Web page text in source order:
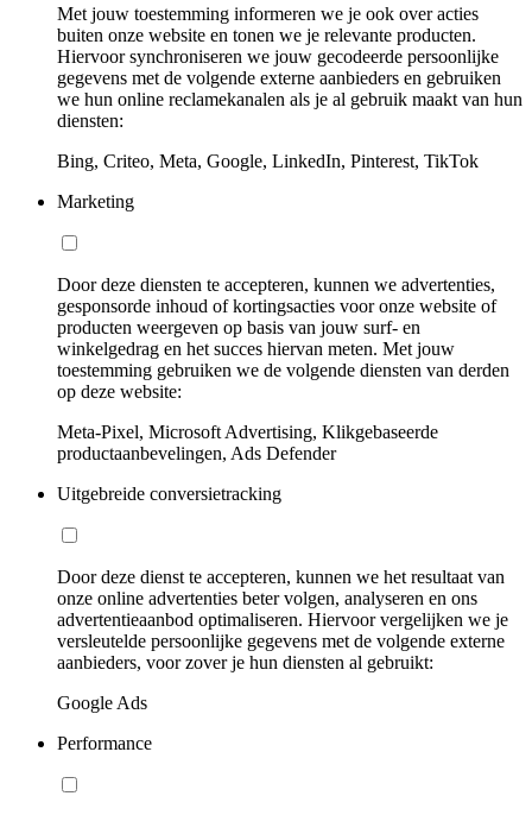
Met jouw toestemming informeren we je ook over acties
buiten onze website en tonen we je relevante producten.
Hiervoor synchroniseren we jouw gecodeerde persoonlijke
gegevens met de volgende externe aanbieders en gebruiken
we hun online reclamekanalen als je al gebruik maakt van hun
diensten:
Bing, Criteo, Meta, Google, LinkedIn, Pinterest, TikTok
Marketing
Door deze diensten te accepteren, kunnen we advertenties,
gesponsorde inhoud of kortingsacties voor onze website of
producten weergeven op basis van jouw surf- en
winkelgedrag en het succes hiervan meten. Met jouw
toestemming gebruiken we de volgende diensten van derden
op deze website:
Meta-Pixel, Microsoft Advertising, Klikgebaseerde
productaanbevelingen, Ads Defender
Uitgebreide conversietracking
Door deze dienst te accepteren, kunnen we het resultaat van
onze online advertenties beter volgen, analyseren en ons
advertentieaanbod optimaliseren. Hiervoor vergelijken we je
versleutelde persoonlijke gegevens met de volgende externe
aanbieders, voor zover je hun diensten al gebruikt:
Google Ads
Performance